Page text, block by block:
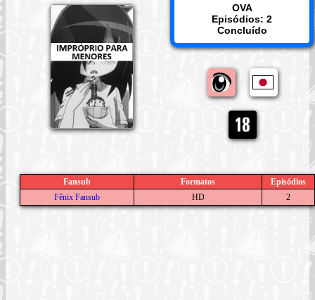
OVA
Episódios: 2
Concluído
Fansub Formatos
Episódios
Fênix Fansub
HD 2